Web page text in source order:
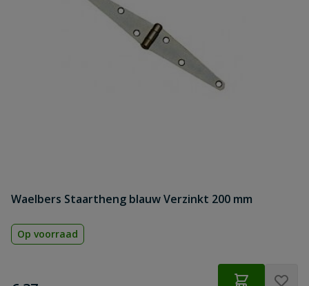
Waelbers Staartheng blauw Verzinkt 200 mm
Op voorraad